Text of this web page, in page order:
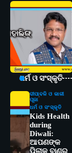
ଧର୍ମ ଓ ସଂସ୍କୃତି
ଦୀପାବଳି ଓ କାଳୀ
ପୂଜା
ଧର୍ମ ଓ ସଂସ୍କୃତି
Kids Health
during
Diwali:
ଆପଣଙ୍କ
ପିଲାକୁ ବାଣର